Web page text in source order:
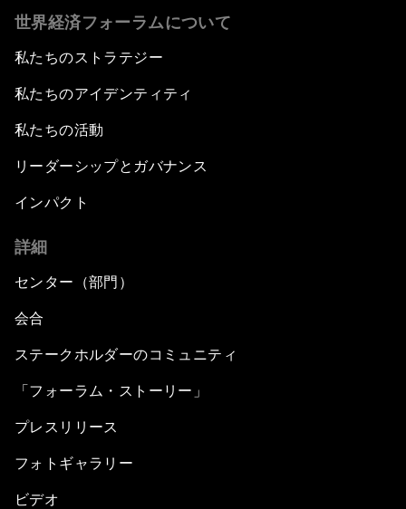
世界経済フォーラムについて
私たちのストラテジー
私たちのアイデンティティ
私たちの活動
リーダーシップとガバナンス
インパクト
詳細
センター（部門）
会合
ステークホルダーのコミュニティ
「フォーラム・ストーリー」
プレスリリース
フォトギャラリー
ビデオ